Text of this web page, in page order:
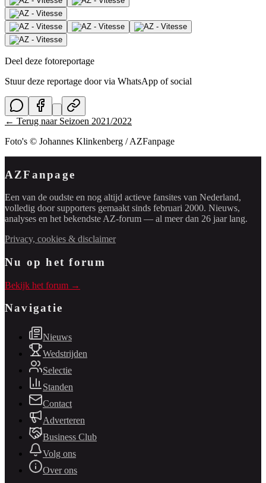
Deel deze fotoreportage
Stuur deze reportage door via WhatsApp of social
← Terug naar Seizoen 2021/2022
Foto's © Johannes Klinkenberg / AZFanpage
AZFanpage
Een van de oudste en nog altijd actieve fansites van Nederland,
volledig door supporters gemaakt sinds februari 2000. Nieuws,
analyses en het bekendste AZ-forum — al meer dan 26 jaar lang.
Privacy, cookies & disclaimer
Nu op het forum
Bekijk het forum →
Navigatie
Nieuws
Wedstrijden
Selectie
Standen
Contact
Adverteren
Business Club
Volg ons
Over ons